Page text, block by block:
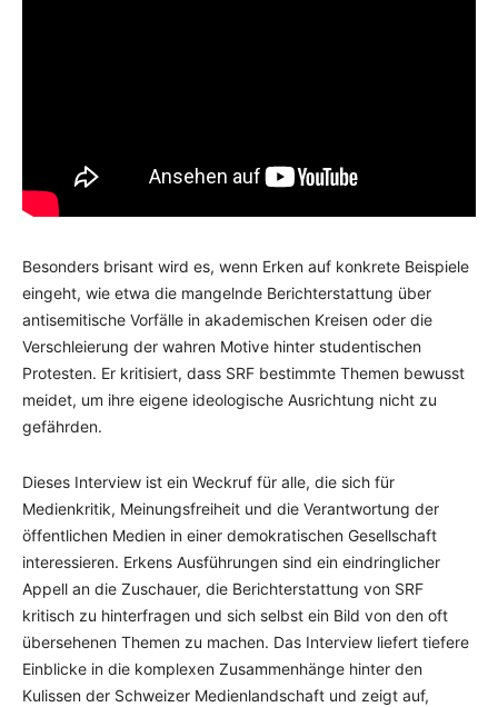
Besonders brisant wird es, wenn Erken auf konkrete Beispiele
eingeht, wie etwa die mangelnde Berichterstattung über
antisemitische Vorfälle in akademischen Kreisen oder die
Verschleierung der wahren Motive hinter studentischen
Protesten. Er kritisiert, dass SRF bestimmte Themen bewusst
meidet, um ihre eigene ideologische Ausrichtung nicht zu
gefährden.
Dieses Interview ist ein Weckruf für alle, die sich für
Medienkritik, Meinungsfreiheit und die Verantwortung der
öffentlichen Medien in einer demokratischen Gesellschaft
interessieren. Erkens Ausführungen sind ein eindringlicher
Appell an die Zuschauer, die Berichterstattung von SRF
kritisch zu hinterfragen und sich selbst ein Bild von den oft
übersehenen Themen zu machen. Das Interview liefert tiefere
Einblicke in die komplexen Zusammenhänge hinter den
Kulissen der Schweizer Medienlandschaft und zeigt auf,